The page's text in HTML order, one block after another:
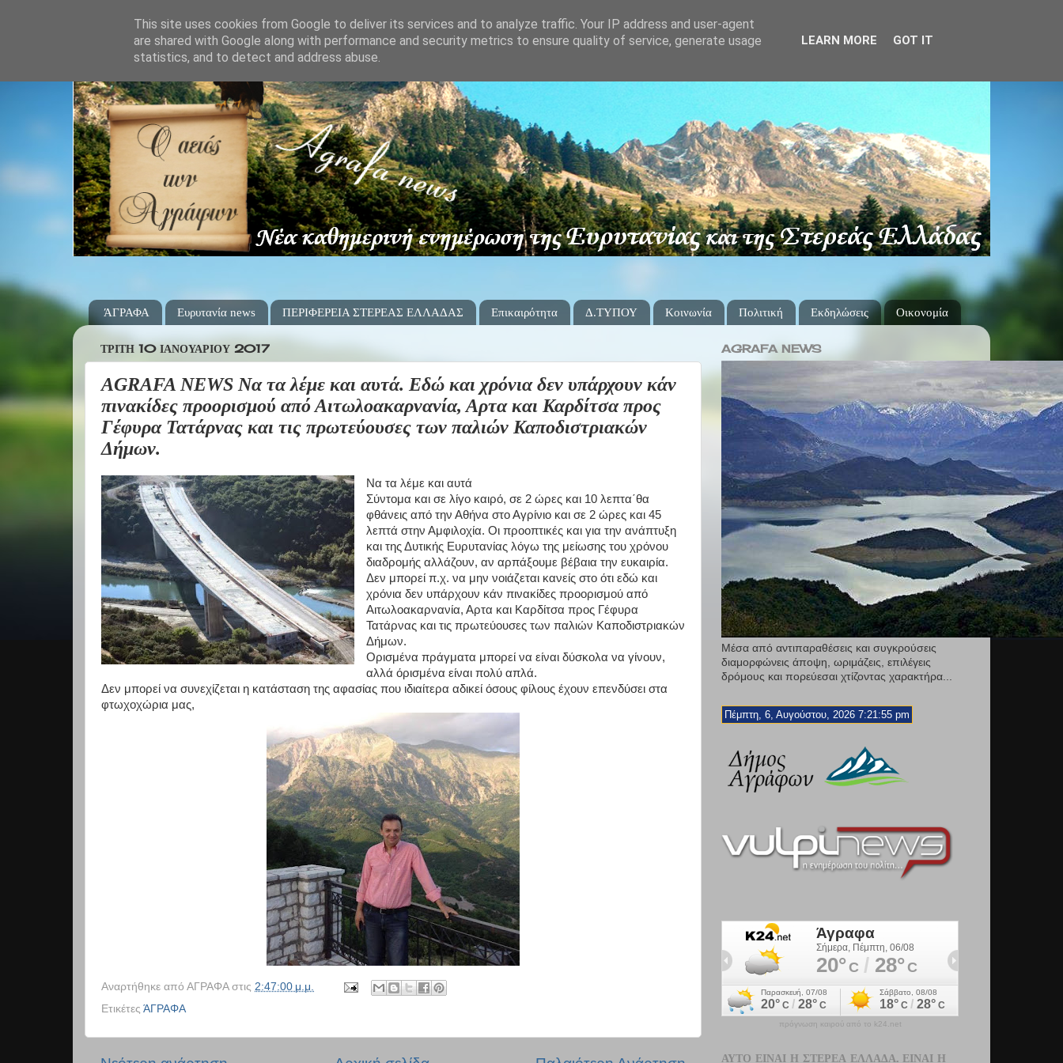
ΆΓΡΑΦΑ Ευρυτανία news ΠΕΡΙΦΕΡΕΙΑ ΣΤΕΡΕΑΣ ΕΛΛΑΔΑΣ Επικαιρότητα Δ.ΤΥΠΟΥ Κοινωνία Πολιτική Εκδηλώσεις Οικονομία
ΤΡΊΤΗ 10 ΙΑΝΟΥΑΡΊΟΥ 2017
AGRAFA NEWS Να τα λέμε και αυτά. Εδώ και χρόνια δεν υπάρχουν κάν
πινακίδες προορισμού από Αιτωλοακαρνανία, Αρτα και Καρδίτσα προς
Γέφυρα Τατάρνας και τις πρωτεύουσες των παλιών Καποδιστριακών
Δήμων.
Να τα λέμε και αυτά
Σύντομα και σε λίγο καιρό, σε 2 ώρες και 10 λεπτα΄θα
φθάνεις από την Αθήνα στο Αγρίνιο και σε 2 ώρες και 45
λεπτά στην Αμφιλοχία. Οι προοπτικές και για την ανάπτυξη
και της Δυτικής Ευρυτανίας λόγω της μείωσης του χρόνου
διαδρομής αλλάζουν, αν αρπάξουμε βέβαια την ευκαιρία.
Δεν μπορεί π.χ. να μην νοιάζεται κανείς στο ότι εδώ και
χρόνια δεν υπάρχουν κάν πινακίδες προορισμού από
Αιτωλοακαρνανία, Αρτα και Καρδίτσα προς Γέφυρα
Τατάρνας και τις πρωτεύουσες των παλιών Καποδιστριακών
Δήμων.
Ορισμένα πράγματα μπορεί να είναι δύσκολα να γίνουν,
αλλά όρισμένα είναι πολύ απλά.
Δεν μπορεί να συνεχίζεται η κατάσταση της αφασίας που ιδιαίτερα αδικεί όσους φίλους έχουν επενδύσει στα
φτωχοχώρια μας,
Αναρτήθηκε από ΑΓΡΑΦΑ στις 2:47:00 μ.μ.
Ετικέτες ΆΓΡΑΦΑ
AGRAFA NEWS
Μέσα από αντιπαραθέσεις και συγκρούσεις
διαμορφώνεις άποψη, ωριμάζεις, επιλέγεις
δρόμους και πορεύεσαι χτίζοντας χαρακτήρα...
Πέμπτη, 6, Αυγούστου, 2026 7:21:57 pm
πρόγνωση καιρού από το k24.net
ΑΥΤΌ ΕΊΝΑΙ Η ΣΤΕΡΕΆ ΕΛΛΆΔΑ. ΕΊΝΑΙ Η
This site uses cookies from Google to deliver its services and to analyze traffic. Your IP address and user-agent
are shared with Google along with performance and security metrics to ensure quality of service, generate usage
statistics, and to detect and address abuse.
LEARN MORE GOT IT